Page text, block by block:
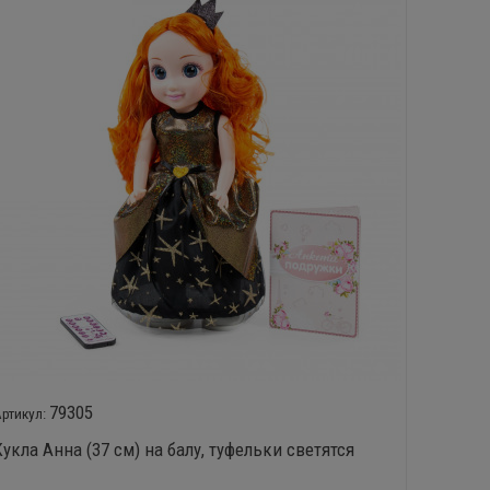
79305
Анна (37 см) на балу, туфельки светятся